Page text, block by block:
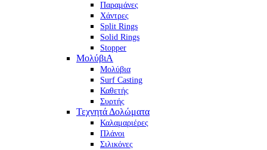
Παραμάνες
Χάντρες
Split Rings
Solid Rings
Stopper
ΜολύβιΑ
Μολύβια
Surf Casting
Καθετής
Συρτής
Τεχνητά Δολώματα
Καλαμαριέρες
Πλάνοι
Σιλικόνες